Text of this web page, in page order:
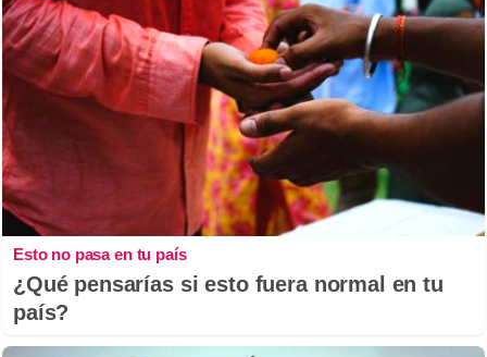
Esto no pasa en tu país
¿Qué pensarías si esto fuera normal en tu
país?